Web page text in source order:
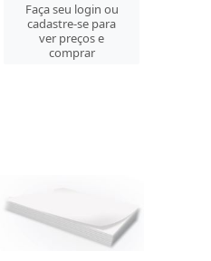
Faça seu login ou
cadastre-se para
ver preços e
comprar